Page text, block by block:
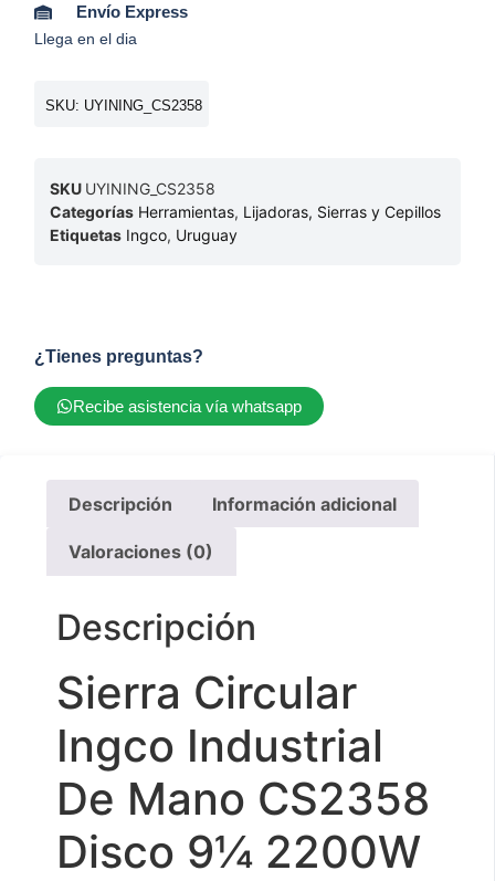
Envío Express
Llega en el dia
SKU: UYINING_CS2358
SKU UYINING_CS2358
Categorías Herramientas, Lijadoras, Sierras y Cepillos
Etiquetas Ingco, Uruguay
¿Tienes preguntas?
Recibe asistencia vía whatsapp
Descripción Información adicional
Valoraciones (0)
Descripción
Sierra Circular
Ingco Industrial
De Mano CS2358
Disco 9¼ 2200W